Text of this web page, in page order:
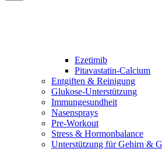
Ezetimib
Pitavastatin-Calcium
Entgiften & Reinigung
Glukose-Unterstützung
Immungesundheit
Nasensprays
Pre-Workout
Stress & Hormonbalance
Unterstützung für Gehirn &